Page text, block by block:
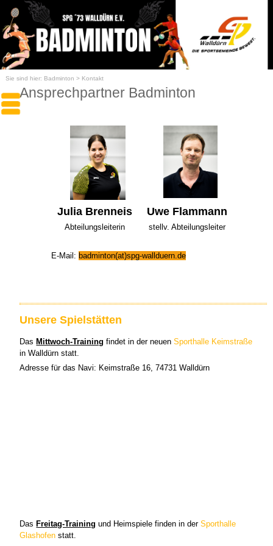
Sie sind hier: Badminton > Kontakt
Ansprechpartner Badminton
Julia Brenneis
Abteilungsleiterin
Uwe Flammann
stellv. Abteilungsleiter
E-Mail: badminton(at)spg-wallduern.de
Unsere Spielstätten
Das Mittwoch-Training findet in der neuenSporthalle Keimstraße
in Walldürn statt.
Adresse für das Navi: Keimstraße 16, 74731 Walldürn
Das Freitag-Training und Heimspiele finden in derSporthalle
Glashofen statt.